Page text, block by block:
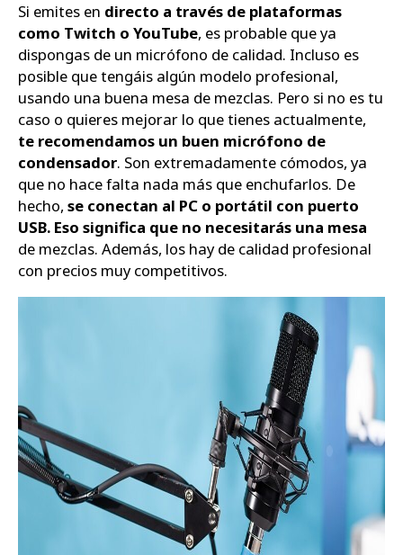
Zapatos
Si emites en directo a través de plataformas
como Twitch o YouTube, es probable que ya
dispongas de un micrófono de calidad. Incluso es
posible que tengáis algún modelo profesional,
usando una buena mesa de mezclas. Pero si no es tu
caso o quieres mejorar lo que tienes actualmente,
te recomendamos un buen micrófono de
condensador. Son extremadamente cómodos, ya
que no hace falta nada más que enchufarlos. De
hecho, se conectan al PC o portátil con puerto
USB. Eso significa que no necesitarás una mesa
de mezclas. Además, los hay de calidad profesional
con precios muy competitivos.